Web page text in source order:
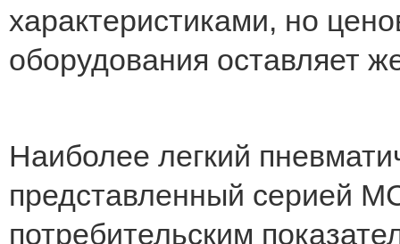
характеристиками, но
оборудования оставляет
Наиболее легкий
представленный серией
потребительским